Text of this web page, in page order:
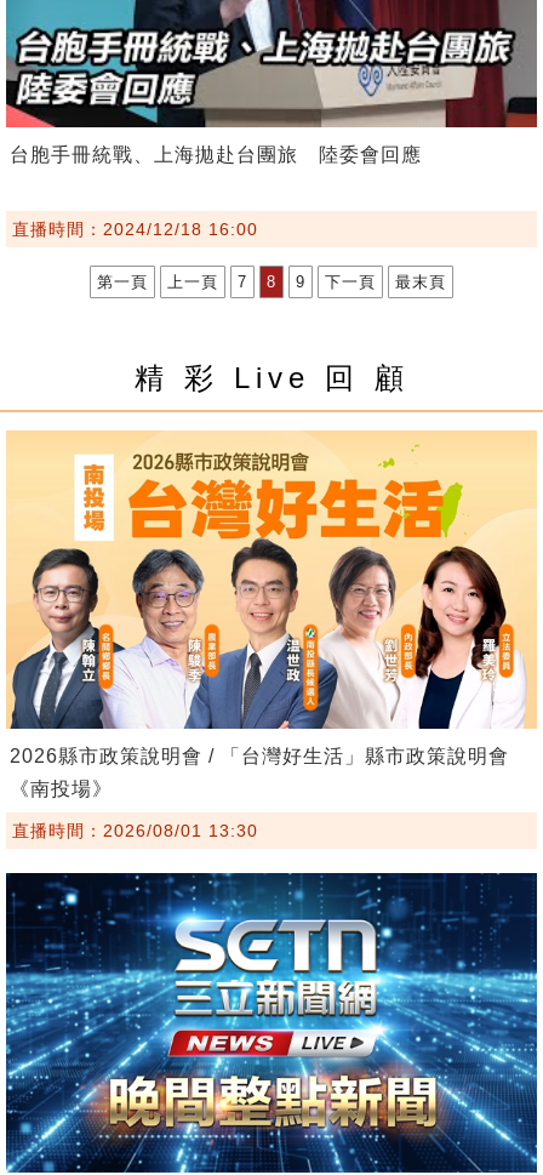
台胞手冊統戰、上海拋赴台團旅 陸委會回應
直播時間：2024/12/18 16:00
第一頁 上一頁 7 8 9 下一頁 最末頁
精 彩 Live 回 顧
2026縣市政策說明會 / 「台灣好生活」縣市政策說明會
《南投場》
直播時間：2026/08/01 13:30